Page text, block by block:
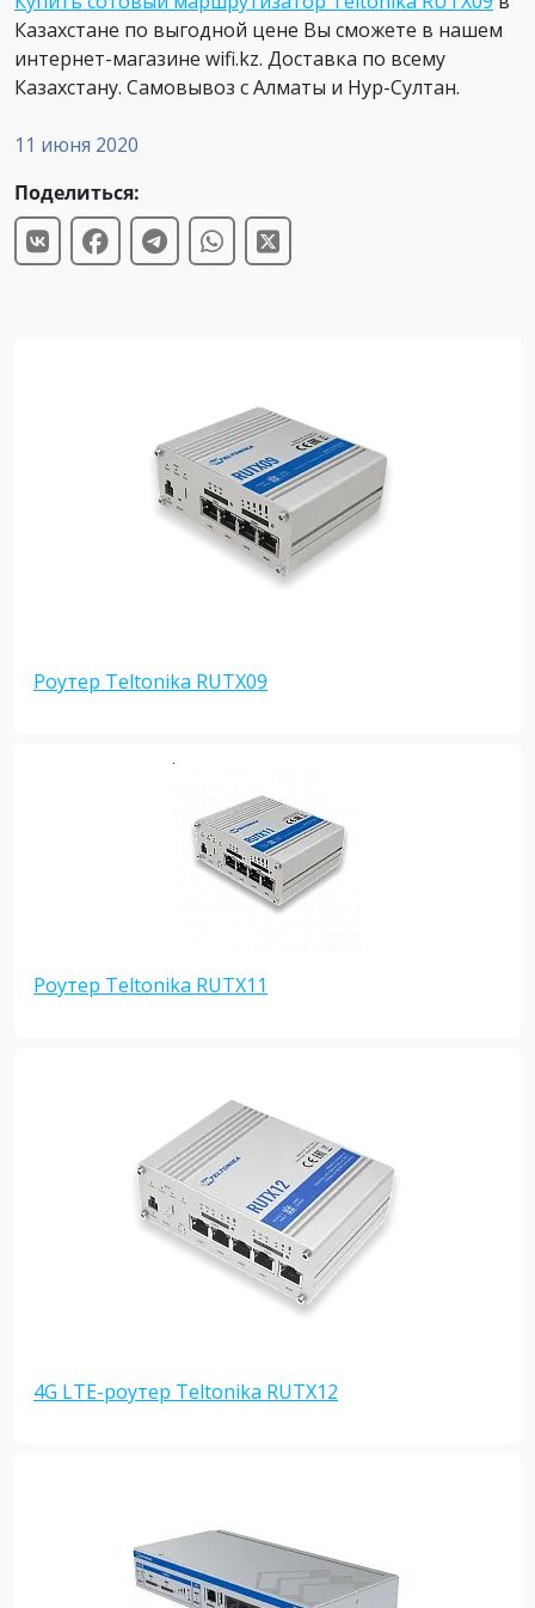
11 июня 2020
Поделиться:
Роутер Teltonika RUTX09
Роутер Teltonika RUTX11
4G LTE-роутер Teltonika RUTX12
Казахстане по выгодной цене Вы сможете в нашем
интернет-магазине wifi.kz. Доставка по всему
Казахстану. Самовывоз с Алматы и Нур-Султан.